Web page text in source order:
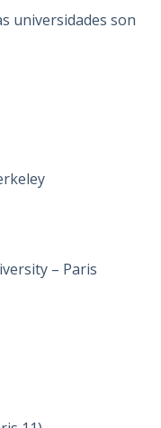
universidades son
– Paris